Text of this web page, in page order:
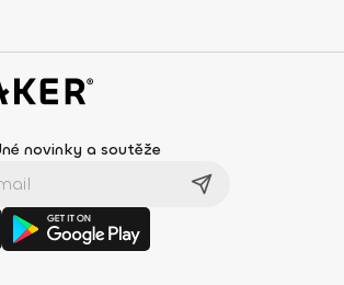
novinky a soutěže